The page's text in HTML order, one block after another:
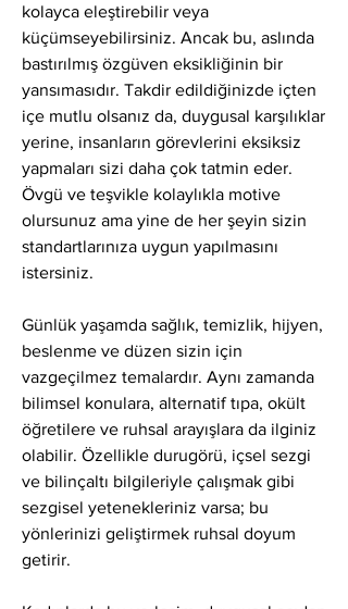
kolayca eleştirebilir veya
küçümseyebilirsiniz. Ancak bu, aslında
bastırılmış özgüven eksikliğinin bir
yansımasıdır. Takdir edildiğinizde içten
içe mutlu olsanız da, duygusal karşılıklar
yerine, insanların görevlerini eksiksiz
yapmaları sizi daha çok tatmin eder.
Övgü ve teşvikle kolaylıkla motive
olursunuz ama yine de her şeyin sizin
standartlarınıza uygun yapılmasını
istersiniz.
Günlük yaşamda sağlık, temizlik, hijyen,
beslenme ve düzen sizin için
vazgeçilmez temalardır. Aynı zamanda
bilimsel konulara, alternatif tıpa, okült
öğretilere ve ruhsal arayışlara da ilginiz
olabilir. Özellikle durugörü, içsel sezgi
ve bilinçaltı bilgileriyle çalışmak gibi
sezgisel yetenekleriniz varsa; bu
yönlerinizi geliştirmek ruhsal doyum
getirir.